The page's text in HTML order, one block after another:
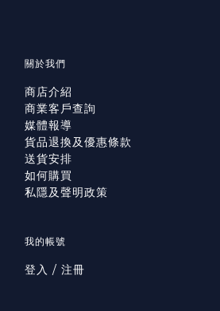
關於我們
商店介紹
商業客戶查詢
媒體報導
貨品退換及優惠條款
送貨安排
如何購買
私隱及聲明政策
我的帳號
登入 / 注冊